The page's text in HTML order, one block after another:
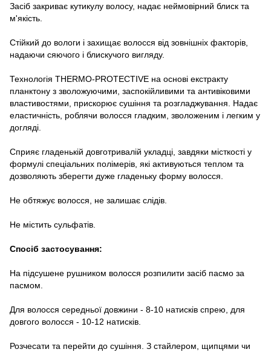
Засіб закриває кутикулу волосу, надає неймовірний блиск та
м'якість.
Стійкий до вологи і захищає волосся від зовнішніх факторів,
надаючи сяючого і блискучого вигляду.
Технологія THERMO-PROTECTIVE на основі екстракту
планктону з зволожуючими, заспокійливими та антивіковими
властивостями, прискорює сушіння та розгладжування. Надає
еластичність, роблячи волосся гладким, зволоженим і легким у
догляді.
Сприяє гладенькій довготривалій укладці, завдяки місткості у
формулі спеціальних полімерів, які активуються теплом та
дозволяють зберегти дуже гладеньку форму волосся.
Не обтяжує волосся, не залишає слідів.
Не містить сульфатів.
Спосіб застосування:
На підсушене рушником волосся розпилити засіб пасмо за
пасмом.
Для волосся середньої довжини - 8-10 натисків спрею, для
довгого волосся - 10-12 натисків.
Розчесати та перейти до сушіння. З стайлером, щипцями чи